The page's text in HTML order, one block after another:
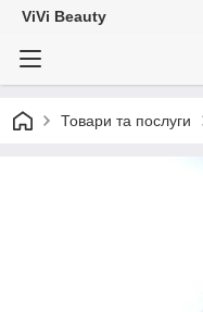
ViVi Beauty
Товари та послуги